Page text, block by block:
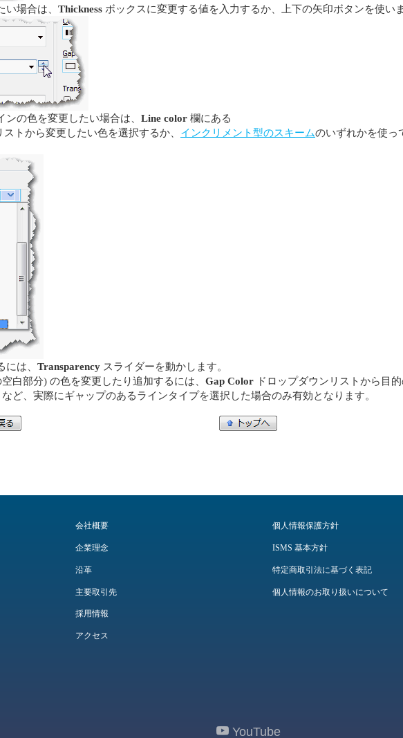
場合は、 Thickness ボックスに変更する値を入力するか、上下の矢印ボタンを使い
の色を変更したい場合は、 Line color 欄にある
ストから変更したい色を選択するか、 インクリメント型のスキームのいずれかを使っ
は、 Transparency スライダーを動かします。
白部分) の色を変更したり追加するには、 Gap Color ドロップダウンリストから目
ど、実際にギャップのあるラインタイプを選択した場合のみ有効となります。
会社概要
企業理念
沿革
主要取引先
採用情報
アクセス
個人情報保護方針
ISMS 基本方針
特定商取引法に基づく表記
個人情報のお取り扱いについて
YouTube